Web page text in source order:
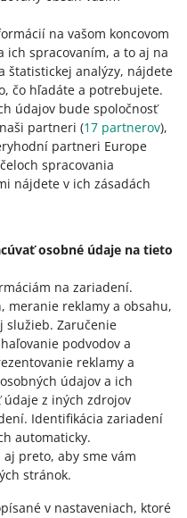
na vašom koncovom
spracovaním, a to aj na
štatistickej analýzy, nájdete
čo hľadáte a potrebujete.
údajov bude spoločnosť
partneri (17 partnerov),
partneri Europe
spracovania
nájdete v ich zásadách
osobné údaje na tieto
na zariadení.
meranie reklamy a obsahu,
služieb. Zaručenie
podvodov a
reklamy a
údajov a ich
údaje z iných zdrojov
. Identifikácia zariadení
automaticky.
preto, aby sme vám
stránok.
v nastaveniach, ktoré
jazykoch